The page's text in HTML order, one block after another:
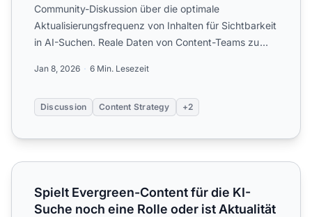
Community-Diskussion über die optimale
Aktualisierungsfrequenz von Inhalten für Sichtbarkeit
in AI-Suchen. Reale Daten von Content-Teams zu
Jan 8, 2026 6 Min. Lesezeit
Discussion Content Strategy +2
Spielt Evergreen-Content für die KI-Suche noch eine
Spielt Evergreen-Content für die KI-
Suche noch eine Rolle oder ist Aktualität